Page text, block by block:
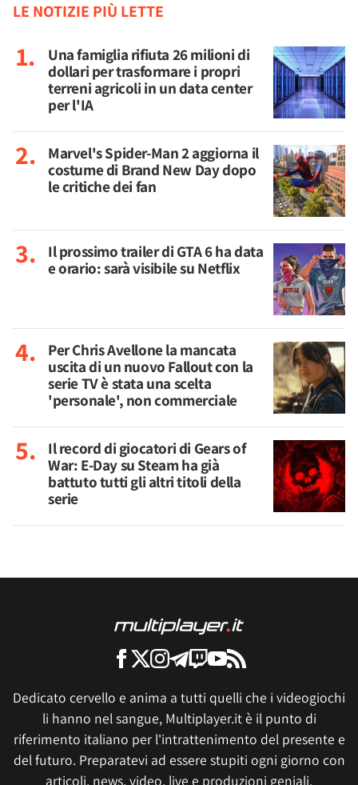
LE NOTIZIE PIÙ LETTE
Una famiglia rifiuta 26 milioni di
dollari per trasformare i propri
terreni agricoli in un data center
per l'IA
Marvel's Spider-Man 2 aggiorna il
costume di Brand New Day dopo
le critiche dei fan
Il prossimo trailer di GTA 6 ha data
e orario: sarà visibile su Netflix
Per Chris Avellone la mancata
uscita di un nuovo Fallout con la
serie TV è stata una scelta
'personale', non commerciale
Il record di giocatori di Gears of
War: E-Day su Steam ha già
battuto tutti gli altri titoli della
serie
Dedicato cervello e anima a tutti quelli che i videogiochi
li hanno nel sangue, Multiplayer.it è il punto di
riferimento italiano per l'intrattenimento del presente e
del futuro. Preparatevi ad essere stupiti ogni giorno con
articoli, news, video, live e produzioni geniali.